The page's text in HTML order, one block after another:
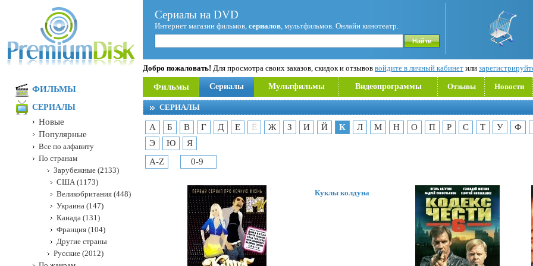
Сериалы на DVD
Интернет магазин фильмов, сериалов, мультфильмов. Онлайн кинотеатр.
Добро пожаловать! Для просмотра своих заказов, скидок и отзывов войдите в личный кабинет или
Фильмы Сериалы Мультфильмы Видеопрограммы Отзывы Новости
СЕРИАЛЫ
А Б В Г Д Е Ё Ж З И Й К Л М Н О П Р С Т У Ф
Э
Ю
Я
A-Z
0-9
Куклы колдуна
ФИЛЬМЫ
СЕРИАЛЫ
Новые
Популярные
Все по алфавиту
По странам
Зарубежные (2133)
США (1173)
Великобритания (448)
Украина (147)
Канада (131)
Франция (104)
Другие страны
Русские (2012)